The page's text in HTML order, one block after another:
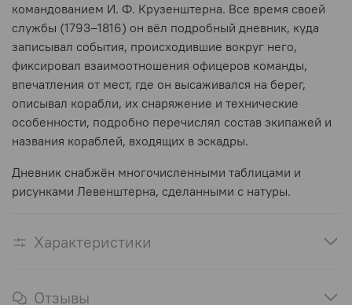
командованием И. Ф. Крузенштерна. Все время своей
службы (1793–1816) он вёл подробный дневник, куда
записывал события, происходившие вокруг него,
фиксировал взаимоотношения офицеров команды,
впечатления от мест, где он высаживался на берег,
описывал корабли, их снаряжение и технические
особенности, подробно перечислял состав экипажей и
названия кораблей, входящих в эскадры.
Дневник снабжён многочисленными таблицами и
рисунками Левенштерна, сделанными с натуры.
Характеристики
Отзывы